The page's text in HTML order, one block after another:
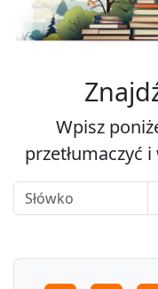
Wpisz
przetłumaczyć